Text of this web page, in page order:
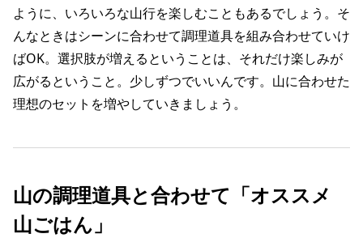
ように、いろいろな山行を楽しむこともあるでしょう。そ
んなときはシーンに合わせて調理道具を組み合わせていけ
ばOK。選択肢が増えるということは、それだけ楽しみが
広がるということ。少しずつでいいんです。山に合わせた
理想のセットを増やしていきましょう。
山の調理道具と合わせて「オススメ
山ごはん」